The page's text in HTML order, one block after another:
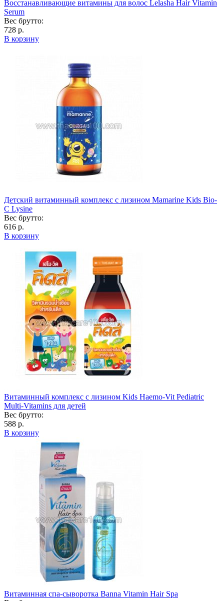
Восстанавливающие витамины для волос Lelasha Hair Vitamin
Serum
Вес брутто:
728 р.
В корзину
Детский витаминный комплекс с лизином Mamarine Kids Bio-
C Lysine
Вес брутто:
616 р.
В корзину
Витаминный комплекс с лизином Kids Haemo-Vit Pediatric
Multi-Vitamins для детей
Вес брутто:
588 р.
В корзину
Витаминная спа-сыворотка Banna Vitamin Hair Spa